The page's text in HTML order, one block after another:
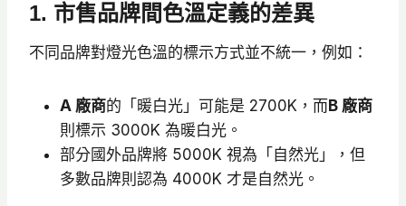
1. 市售品牌間色溫定義的差異
不同品牌對燈光色溫的標示方式並不統一，例如：
A 廠商的「暖白光」可能是 2700K，而 B 廠商
則標示 3000K 為暖白光。
部分國外品牌將 5000K 視為「自然光」，但
多數品牌則認為 4000K 才是自然光。